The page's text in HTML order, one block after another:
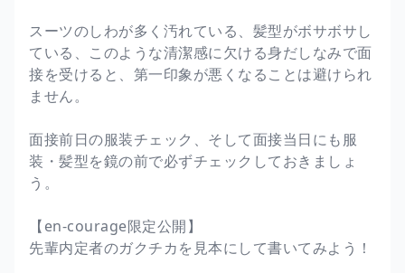
スーツのしわが多く汚れている、髪型がボサボサし
ている、このような清潔感に欠ける身だしなみで面
接を受けると、第一印象が悪くなることは避けられ
ません。
面接前日の服装チェック、そして面接当日にも服
装・髪型を鏡の前で必ずチェックしておきましょ
う。
【en-courage限定公開】
先輩内定者のガクチカを見本にして書いてみよう！